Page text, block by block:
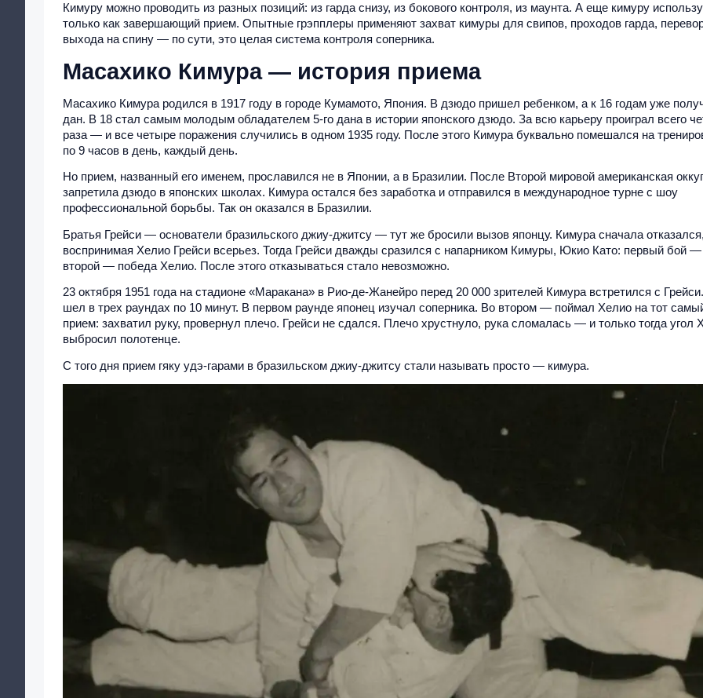
Кимуру можно проводить из разных позиций: из гарда снизу, из бокового контроля, из маунта. А еще кимуру
только как завершающий прием. Опытные грэпплеры применяют захват кимуры для свипов, проходов гарда,
выхода на спину — по сути, это целая система контроля соперника.
Масахико Кимура — история приема
Масахико Кимура родился в 1917 году в городе Кумамото, Япония. В дзюдо пришел ребенком, а к 16 годам уже
дан. В 18 стал самым молодым обладателем 5-го дана в истории японского дзюдо. За всю карьеру проиграл всего
раза — и все четыре поражения случились в одном 1935 году. После этого Кимура буквально помешался на
по 9 часов в день, каждый день.
Но прием, названный его именем, прославился не в Японии, а в Бразилии. После Второй мировой американская
запретила дзюдо в японских школах. Кимура остался без заработка и отправился в международное турне с шоу
профессиональной борьбы. Так он оказался в Бразилии.
Братья Грейси — основатели бразильского джиу-джитсу — тут же бросили вызов японцу. Кимура сначала
воспринимая Хелио Грейси всерьез. Тогда Грейси дважды сразился с напарником Кимуры, Юкио Като: первый бой —
второй — победа Хелио. После этого отказываться стало невозможно.
23 октября 1951 года на стадионе «Маракана» в Рио-де-Жанейро перед 20 000 зрителей Кимура встретился с
шел в трех раундах по 10 минут. В первом раунде японец изучал соперника. Во втором — поймал Хелио на тот
прием: захватил руку, провернул плечо. Грейси не сдался. Плечо хрустнуло, рука сломалась — и только тогда угол
выбросил полотенце.
С того дня прием гяку удэ-гарами в бразильском джиу-джитсу стали называть просто — кимура.